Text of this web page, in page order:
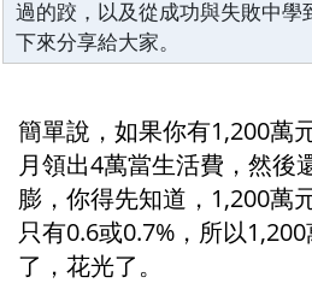
過的跤，以及從成功與失敗中學
下來分享給大家。
簡單說，如果你有1,200萬
月領出4萬當生活費，然後
膨，你得先知道，1,200萬
只有0.6或0.7%，所以
了，花光了。